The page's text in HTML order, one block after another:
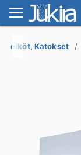
Siirry
navigointiin
Siirry
sisältöön
Katokset